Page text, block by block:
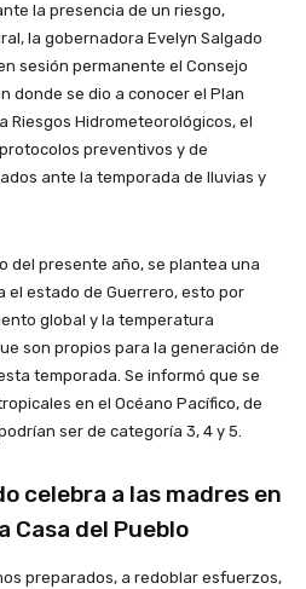
la presencia de un riesgo,
la gobernadora Evelyn Salgado
sesión permanente el Consejo
donde se dio a conocer el Plan
Riesgos Hidrometeorológicos, el
preventivos y de
ante la temporada de lluvias y
del presente año, se plantea una
el estado de Guerrero, esto por
global y la temperatura
son propios para la generación de
temporada. Se informó que se
en el Océano Pacífico, de
ser de categoría 3, 4 y 5.
celebra a las madres en
Casa del Pueblo
preparados, a redoblar esfuerzos,